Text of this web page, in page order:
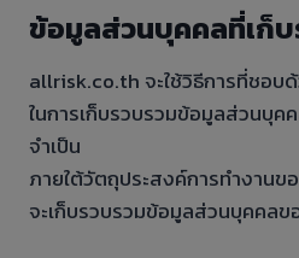
ข้อมูลส่วนบุคคลที่เก็บ
allrisk.co.th จะใช้วิธีการที่ชอบ
ในการเก็บรวบรวมข้อมูลส่วนบุค
จำเป็น
ภายใต้วัตถุประสงค์การทำงาน
จะเก็บรวบรวมข้อมูลส่วนบุคคล